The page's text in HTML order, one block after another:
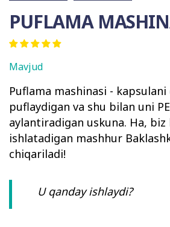
PUFLAMA
Mavjud
Puflama mashinasi -
puflaydigan va shu bilan uni
aylantiradigan uskuna. Ha,
ishlatadigan mashhur
chiqariladi!
U qanday ishlaydi?